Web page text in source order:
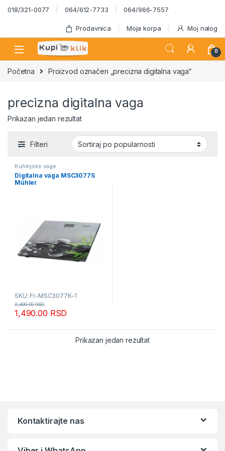
Skip to navigation
Skip to content
018/321-0077 064/612-7733 064/966-7557
Prodavnica Moja korpa Moj nalog
0
Početna Proizvod označen „precizna digitalna vaga“
precizna digitalna vaga
Prikazan jedan rezultat
Filteri
Kuhinjske vage
Digitalna vaga MSC3077S
Mühler
SKU: Fr-MSC3077K-1
1,490.00 RSD
2,490.00RSD
Prikazan jedan rezultat
Kontaktirajte nas